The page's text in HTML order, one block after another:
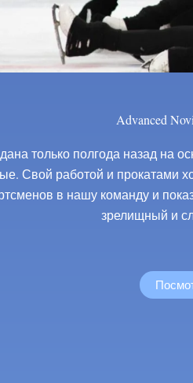
Advanced
только полгода назад на
Свой работой и прокатами
в нашу команду и
зрелищный и